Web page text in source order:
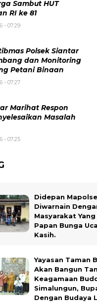
Sambut HUT
RI ke 81
- 07:29
Polsek Siantar
dan Monitoring
Petani Binaan
- 07:27
Marihat Respon
Masalah
- 07:25
Didepan
Diwarnain
Masyarakat
Papan Bunga
Kasih.
Yayasan Taman
Akan Bangun
Keagamaan
Simalungun,
Dengan Budaya